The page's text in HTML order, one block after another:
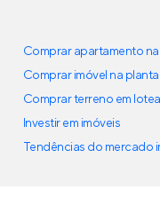
Comprar apartamento
Comprar imóvel na planta
Comprar terreno em
Investir em imóveis
Tendências do mercado